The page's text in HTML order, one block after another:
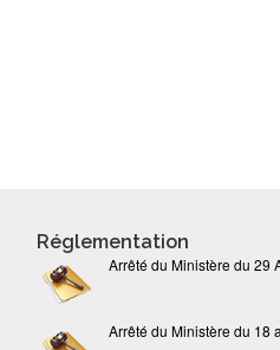
Réglementation
Arrêté du Ministère du 29
Arrêté du Ministère du 18